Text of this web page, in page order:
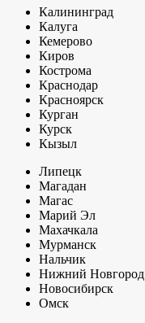
Калининград
Калуга
Кемерово
Киров
Кострома
Краснодар
Красноярск
Курган
Курск
Кызыл
Липецк
Магадан
Магас
Марий Эл
Махачкала
Мурманск
Нальчик
Нижний Новгород
Новосибирск
Омск